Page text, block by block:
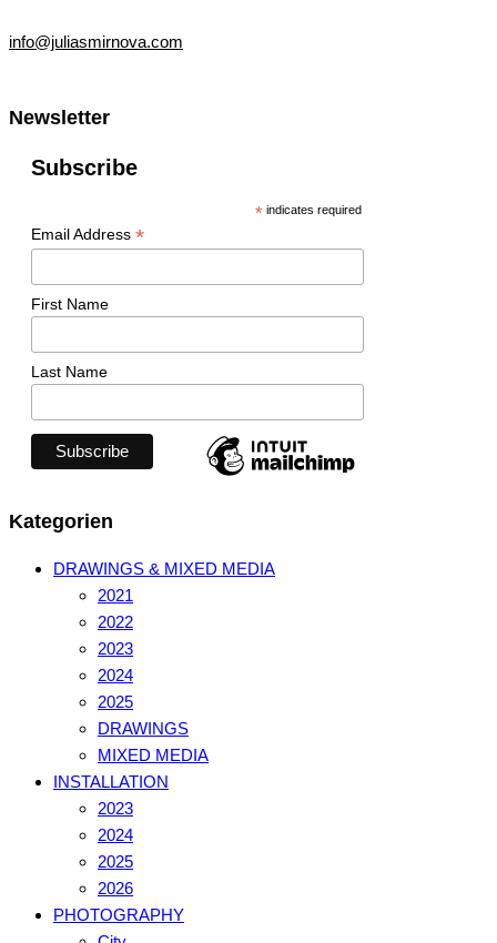
info@juliasmirnova.com
Newsletter
Subscribe
*indicates required
Email Address *
First Name
Last Name
Kategorien
DRAWINGS & MIXED MEDIA
2021
2022
2023
2024
2025
DRAWINGS
MIXED MEDIA
INSTALLATION
2023
2024
2025
2026
PHOTOGRAPHY